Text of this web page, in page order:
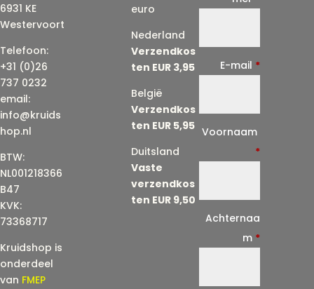
6931 KE
Westervoort
Telefoon:
+31 (0)26
737 0232
email:
info@kruids
hop.nl
BTW:
NL001218366
B47
KVK:
73368717
Kruidshop is
onderdeel
van FMEP
euro
Nederland
Verzendkos
ten EUR 3,95
België
Verzendkos
ten EUR 5,95
Duitsland
Vaste
verzendkos
ten EUR 9,50
E-mail *
Voornaam
*
Achternaa
m *